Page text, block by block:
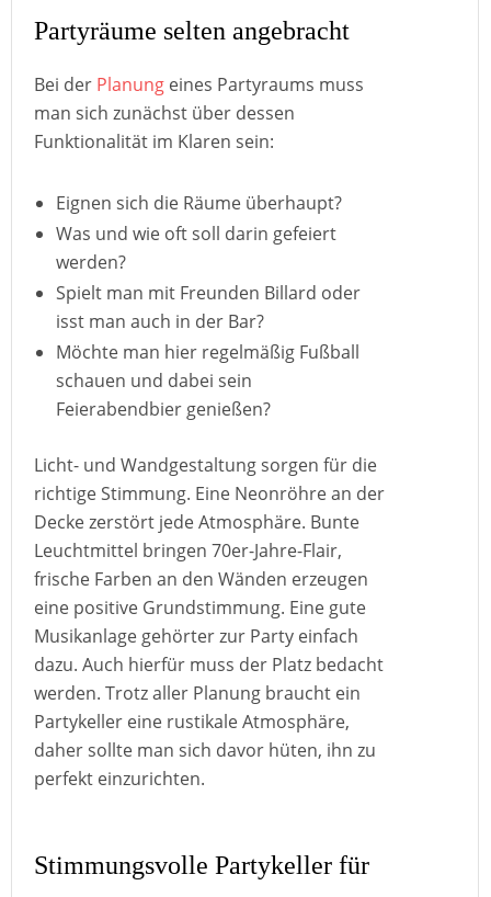
Partyräume selten angebracht
Bei der Planung eines Partyraums muss
man sich zunächst über dessen
Funktionalität im Klaren sein:
Eignen sich die Räume überhaupt?
Was und wie oft soll darin gefeiert
werden?
Spielt man mit Freunden Billard oder
isst man auch in der Bar?
Möchte man hier regelmäßig Fußball
schauen und dabei sein
Feierabendbier genießen?
Licht- und Wandgestaltung sorgen für die
richtige Stimmung. Eine Neonröhre an der
Decke zerstört jede Atmosphäre. Bunte
Leuchtmittel bringen 70er-Jahre-Flair,
frische Farben an den Wänden erzeugen
eine positive Grundstimmung. Eine gute
Musikanlage gehörter zur Party einfach
dazu. Auch hierfür muss der Platz bedacht
werden. Trotz aller Planung braucht ein
Partykeller eine rustikale Atmosphäre,
daher sollte man sich davor hüten, ihn zu
perfekt einzurichten.
Stimmungsvolle Partykeller für